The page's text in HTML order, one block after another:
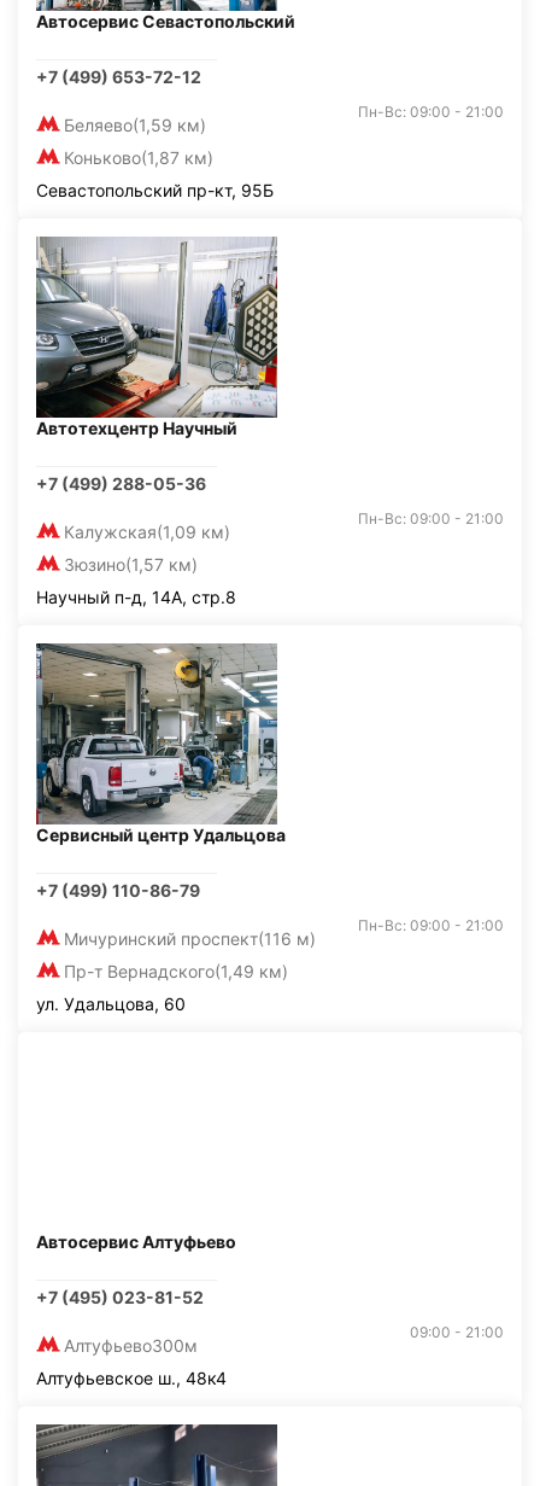
Автосервис Севастопольский
+7 (499) 653-72-12
Беляево(1,59 км)
Коньково(1,87 км)
Пн-Вс: 09:00 - 21:00
Севастопольский пр-кт, 95Б
Автотехцентр Научный
+7 (499) 288-05-36
Калужская(1,09 км)
Зюзино(1,57 км)
Пн-Вс: 09:00 - 21:00
Научный п-д, 14А, стр.8
Сервисный центр Удальцова
+7 (499) 110-86-79
Мичуринский проспект(116 м)
Пр-т Вернадского(1,49 км)
Пн-Вс: 09:00 - 21:00
ул. Удальцова, 60
Автосервис Алтуфьево
+7 (495) 023-81-52
Алтуфьево300м
09:00 - 21:00
Алтуфьевское ш., 48к4